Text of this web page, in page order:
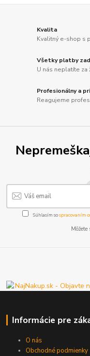
Kvalita
Kvalitný e-shop s
Všetky platby
U nás neplatíte
Profesionálny a
Reagujeme
Súhlasím sospracovaním
Informácie pre
O nás
Obchodné podmienky